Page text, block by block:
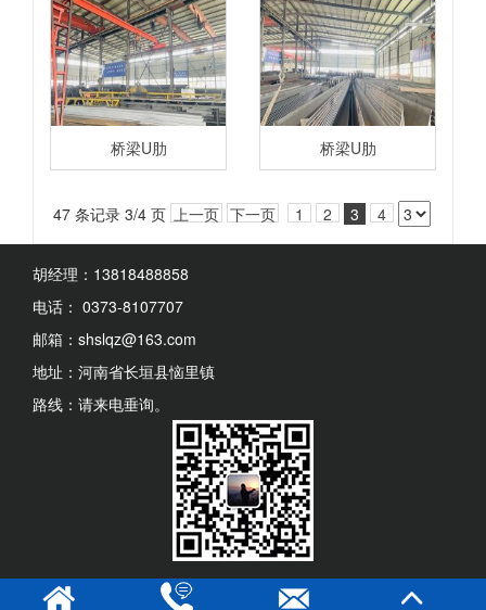
桥梁U肋 桥梁U肋
47 条记录 3/4 页 上一页 下一页 1 2 3 4
胡经理：13818488858
电话： 0373-8107707
邮箱：shslqz@163.com
地址：河南省长垣县恼里镇
路线：请来电垂询。